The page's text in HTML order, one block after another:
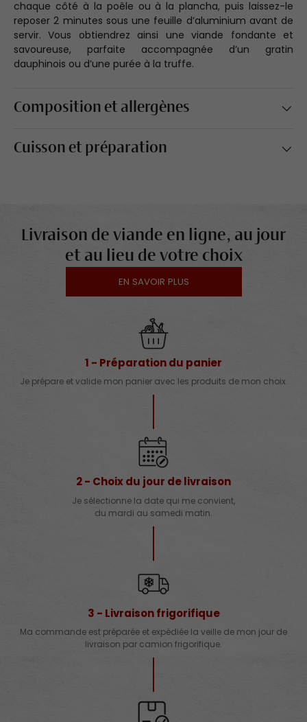
chaque côté à la poêle ou à la plancha, puis laissez-le
reposer 2 minutes sous une feuille d’aluminium avant de
servir. Vous obtiendrez ainsi une viande fondante et
savoureuse, parfaite accompagnée d’un gratin
dauphinois ou d’une purée à la truffe.
Composition et allergènes
Cuisson et préparation
Livraison de viande en ligne, au jour
et au lieu de votre choix
EN SAVOIR PLUS
1 - Préparation du panier
Je prépare et valide mon panier avec les produits de mon choix.
2 - Choix du jour de livraison
Je sélectionne la date qui me convient,
du mardi au samedi matin.
3 - Livraison frigorifique
Ma commande est préparée et expédiée la veille de mon jour de
livraison par camion frigorifique.